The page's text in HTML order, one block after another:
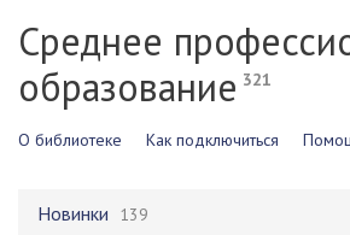
Среднее
образование321
О библиотеке Как подключиться
Новинки 139